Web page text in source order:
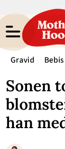
Gravid
Sonen
han